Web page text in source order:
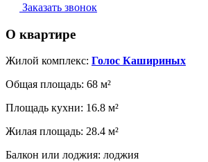
Заказать звонок
О квартире
Жилой комплекс: Голос Кашириных
Общая площадь: 68 м²
Площадь кухни: 16.8 м²
Жилая площадь: 28.4 м²
Балкон или лоджия: лоджия